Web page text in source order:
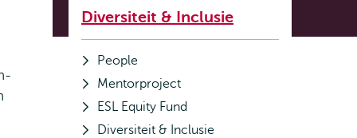
Subnavigatie
Diversiteit & Inclusie
People
Mentorproject
ESL Equity Fund
Diversiteit & Inclusie